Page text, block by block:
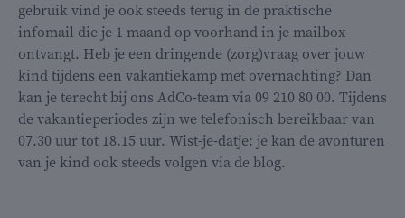
gebruik vind je ook steeds terug in de praktische
infomail die je 1 maand op voorhand in je mailbox
ontvangt. Heb je een dringende (zorg)vraag over jouw
kind tijdens een vakantiekamp met overnachting? Dan
kan je terecht bij ons AdCo-team via 09 210 80 00. Tijdens
de vakantieperiodes zijn we telefonisch bereikbaar van
07.30 uur tot 18.15 uur. Wist-je-datje: je kan de avonturen
van je kind ook steeds volgen via de blog.